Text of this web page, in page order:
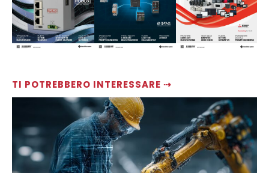
TI POTREBBERO INTERESSARE ⇢